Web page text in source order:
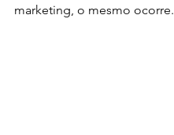
marketing, o mesmo ocorre.